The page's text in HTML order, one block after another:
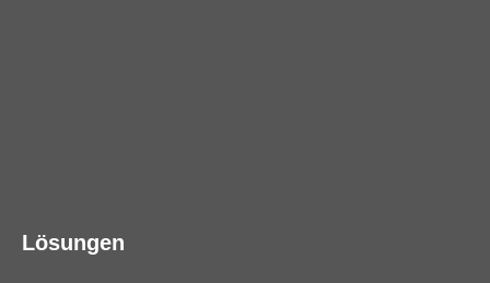
Lösungen